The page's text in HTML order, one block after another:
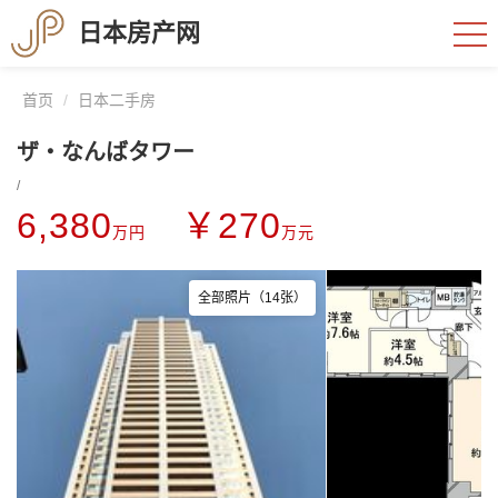
日本房产网
首页 日本二手房
ザ・なんばタワー
/
6,380万円 ￥270万元
全部照片（14张）